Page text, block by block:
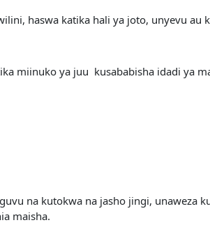
haswa katika hali ya joto, unyevu au
miinuko ya juu kusababisha idadi ya
na kutokwa na jasho jingi, unaweza
maisha.